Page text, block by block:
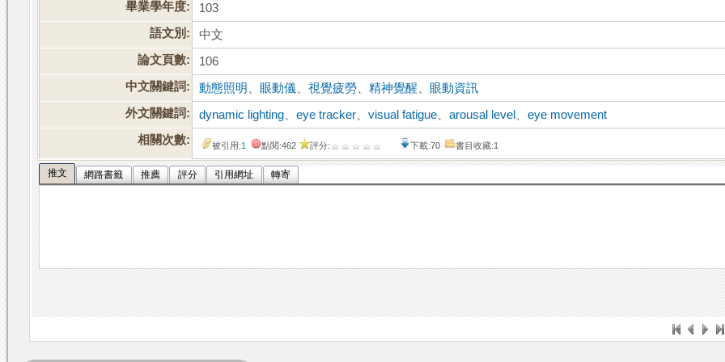
畢業學年度:
103
語文別:
中文
論文頁數:
106
中文關鍵詞:
動態照明 眼動儀 、視覺疲勞 、精神覺醒
眼動資訊
外文關鍵詞:
dynamic lighting 、eye tracker 、visual fatigue 、arousal level 、eye movement
相關次數:
被引用:1 點閱:462 評分: 下載:70 書目收藏:1
推文 網路書籤 推薦 評分 引用網址 轉寄